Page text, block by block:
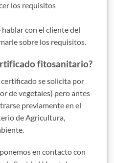
los requisitos
con el cliente del
sobre los requisitos.
fitosanitario?
se solicita por
de vegetales) pero antes
previamente en el
de Agricultura,
en contacto con